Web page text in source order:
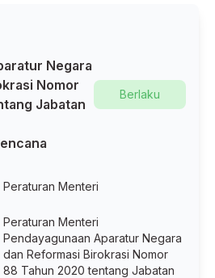
Negara
Nomor
Jabatan
Berlaku
Peraturan Menteri
Peraturan Menteri
Pendayagunaan Aparatur Negara
dan Reformasi Birokrasi Nomor
88 Tahun 2020 tentang Jabatan